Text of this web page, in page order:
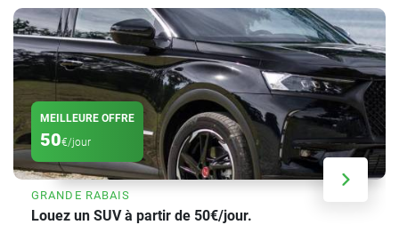
MEILLEURE OFFRE
50€/jour
GRANDE RABAIS
Louez un SUV à partir de 50€/jour.